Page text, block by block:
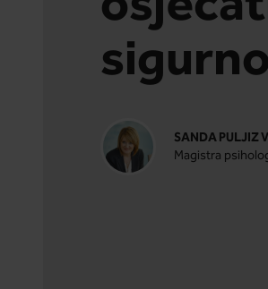
SANDA PULJIZ
Magistra